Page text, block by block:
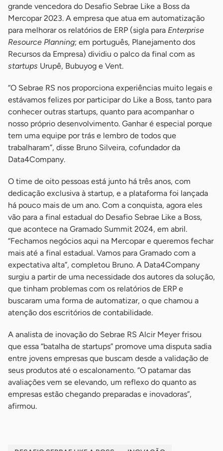
grande vencedora do Desafio Sebrae Like a Boss da
Mercopar 2023. A empresa que atua em automatização
para melhorar os relatórios de ERP (sigla para Enterprise
Resource Planning; em português, Planejamento dos
Recursos da Empresa) dividiu o palco da final com as
startups Urupê, Bubuyog e Vent.
“O Sebrae RS nos proporciona experiências muito legais e
estávamos felizes por participar do Like a Boss, tanto para
conhecer outras startups, quanto para acompanhar o
nosso próprio desenvolvimento. Ganhar é especial porque
tem uma equipe por trás e lembro de todos que
trabalharam”, disse Bruno Silveira, cofundador da
Data4Company.
O time de oito pessoas está junto há três anos, com
dedicação exclusiva à startup, e a plataforma foi lançada
há pouco mais de um ano. Com a conquista, agora eles
vão para a final estadual do Desafio Sebrae Like a Boss,
que acontece na Gramado Summit 2024, em abril.
“Fechamos negócios aqui na Mercopar e queremos fechar
mais até a final estadual. Vamos para Gramado com a
expectativa alta”, completou Bruno. A Data4Company
surgiu a partir de uma necessidade dos autores da solução,
que tinham problemas com os relatórios de ERP e
buscaram uma forma de automatizar, o que chamou a
atenção dos escritórios de contabilidade.
A analista de inovação do Sebrae RS Alcir Meyer frisou
que essa “batalha de startups” promove uma disputa sadia
entre jovens empresas que buscam desde a validação de
seus produtos até o escalonamento. “O patamar das
avaliações vem se elevando, um reflexo do quanto as
empresas estão chegando preparadas e inovadoras”,
afirmou.